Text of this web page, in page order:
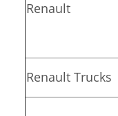
Renault
Renault Trucks